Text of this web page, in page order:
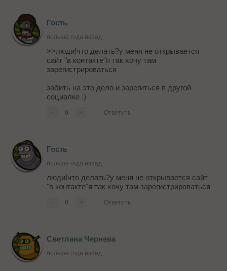
Гость
больше года назад
>>люди!что делать?у меня не открывается
сайт "в контакте"я так хочу там
зарегистрироваться
забить на это дело и зарегиться в другой
социалке :)
0 Ответить
Гость
больше года назад
люди!что делать?у меня не открывается сайт
"в контакте"я так хочу там зарегистрироваться
0 Ответить
Светлана Чернева
больше года назад